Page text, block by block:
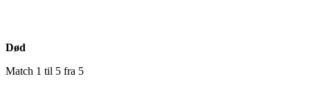
Død
Match 1 til 5 fra 5